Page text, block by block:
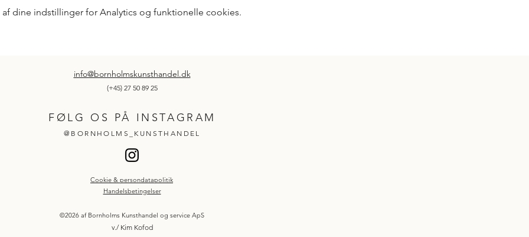
dine indstillinger for Analytics og funktionelle cookies.
info@bornholmskunsthandel.dk
(+45) 27 50 89 25
FØLG OS PÅ INSTAGRAM
@BORNHOLMS_KUNSTHANDEL
Cookie & persondatapolitik
Handelsbetingelser
©2026 af Bornholms Kunsthandel og service ApS
v./ Kim Kofod